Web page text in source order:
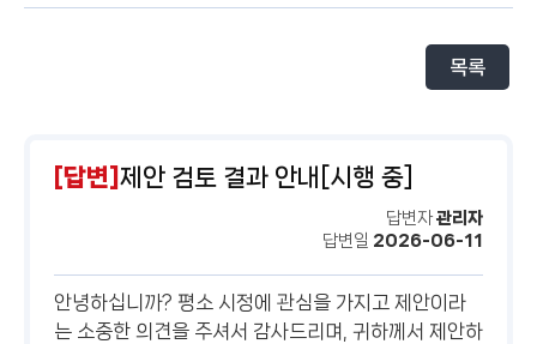
목록
[답변] 제안 검토 결과 안내[시행 중]
답변자관리자
답변일 2026-06-11
안녕하십니까? 평소 시정에 관심을 가지고 제안이라
는 소중한 의견을 주셔서 감사드리며, 귀하께서 제안하